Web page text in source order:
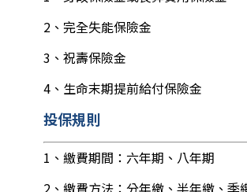
2、完全失能保險金
3、祝壽保險金
4、生命末期提前給付保險金
投保規則
1、繳費期間：六年期、八年期